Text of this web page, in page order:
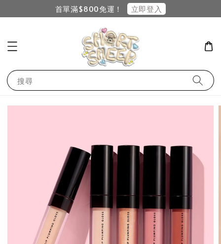
首單滿$800免運！ 立即登入
搜尋